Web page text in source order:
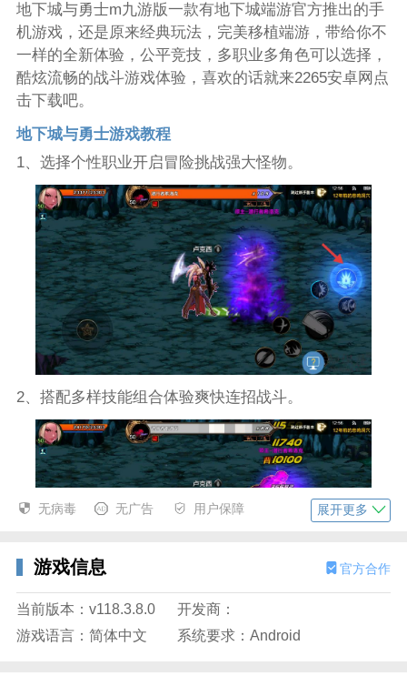
地下城与勇士m九游版一款有地下城端游官方推出的手
机游戏，还是原来经典玩法，完美移植端游，带给你不
一样的全新体验，公平竞技，多职业多角色可以选择，
酷炫流畅的战斗游戏体验，喜欢的话就来2265安卓网点
击下载吧。
地下城与勇士游戏教程
1、选择个性职业开启冒险挑战强大怪物。
2、搭配多样技能组合体验爽快连招战斗。
3、收集史诗装备提升实力探索深渊副本。
无病毒 无广告 用户保障 展开更多
游戏信息 官方合作
当前版本：v118.3.8.0
开发商：
游戏语言：简体中文
系统要求：Android